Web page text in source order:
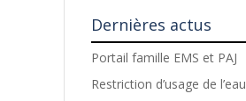
Dernières actus
Portail famille EMS et PAJ
Restriction d’usage de l’eau